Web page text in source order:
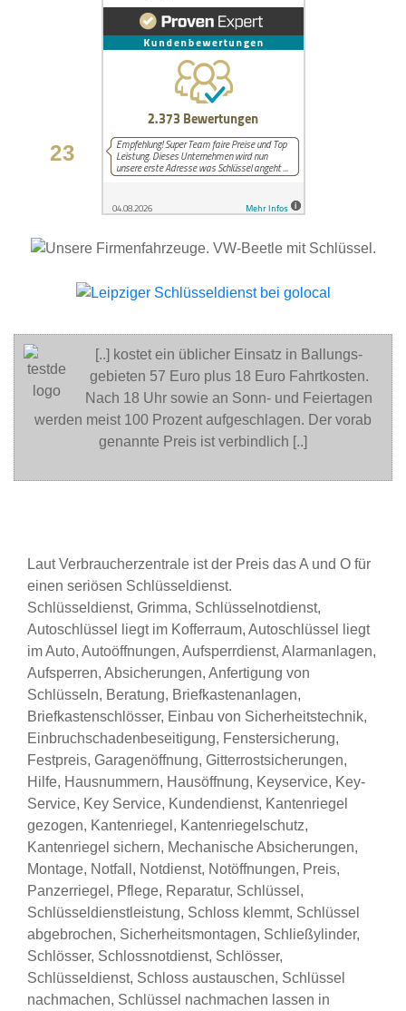
23
[..] kostet ein üblicher Einsatz in Ballungs-
gebieten 57 Euro plus 18 Euro Fahrtkosten.
Nach 18 Uhr sowie an Sonn- und Feiertagen
werden meist 100 Prozent aufgeschlagen. Der vorab
genannte Preis ist verbindlich [..]
Laut Verbraucherzentrale ist der Preis das A und O für
einen seriösen Schlüsseldienst.
Schlüsseldienst, Grimma, Schlüsselnotdienst,
Autoschlüssel liegt im Kofferraum, Autoschlüssel liegt
im Auto, Autoöffnungen, Aufsperrdienst, Alarmanlagen,
Aufsperren, Absicherungen, Anfertigung von
Schlüsseln, Beratung, Briefkastenanlagen,
Briefkastenschlösser, Einbau von Sicherheitstechnik,
Einbruchschadenbeseitigung, Fenstersicherung,
Festpreis, Garagenöffnung, Gitterrostsicherungen,
Hilfe, Hausnummern, Hausöffnung, Keyservice, Key-
Service, Key Service, Kundendienst, Kantenriegel
gezogen, Kantenriegel, Kantenriegelschutz,
Kantenriegel sichern, Mechanische Absicherungen,
Montage, Notfall, Notdienst, Notöffnungen, Preis,
Panzerriegel, Pflege, Reparatur, Schlüssel,
Schlüsseldienstleistung, Schloss klemmt, Schlüssel
abgebrochen, Sicherheitsmontagen, Schließylinder,
Schlösser, Schlossnotdienst, Schlösser,
Schlüsseldienst, Schloss austauschen, Schlüssel
nachmachen, Schlüssel nachmachen lassen in